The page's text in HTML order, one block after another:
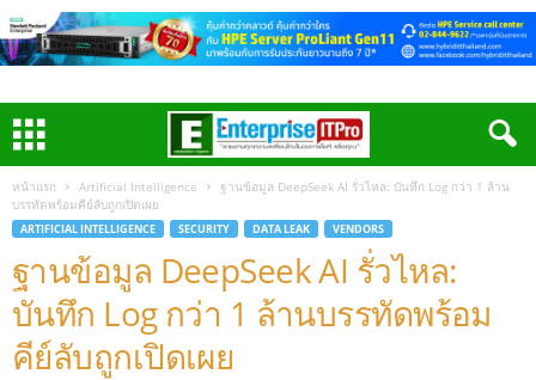
หน้าแรก Artificial Intelligence
ฐานข้อมูล DeepSeek AI รั่วไหล: บันทึก Log กว่า 1 ล้าน
บรรทัดพร้อมคีย์ลับถูกเปิดเผย
ARTIFICIAL INTELLIGENCE SECURITY DATA LEAK VENDORS
ฐานข้อมูล DeepSeek AI รั่วไหล:
บันทึก Log กว่า 1 ล้านบรรทัดพร้อม
คีย์ลับถูกเปิดเผย